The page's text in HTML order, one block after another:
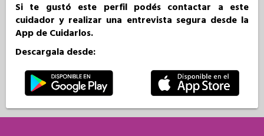
Si te gustó este perfil podés contactar a este
cuidador y realizar una entrevista segura desde la
App de Cuidarlos.
Descargala desde: